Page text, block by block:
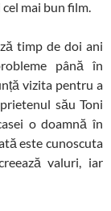
mai bun film.
timp de doi ani
până în
vizita pentru a
său Toni
o doamnă în
este cunoscuta
valuri, iar